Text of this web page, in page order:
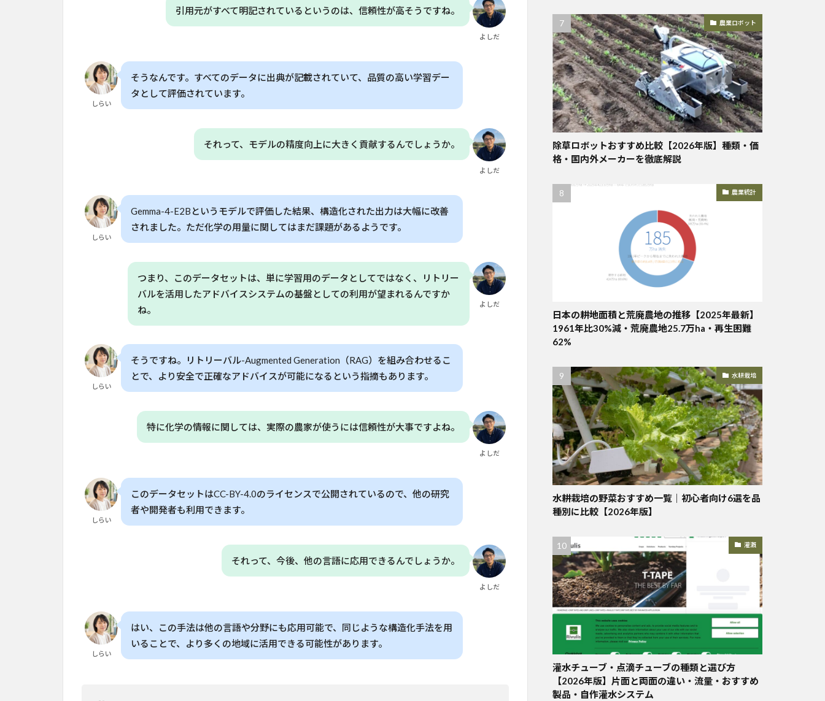
指
標
8.1
よしだ
引用元がすべて明記されているというのは、信頼性が高そうですね。
しらい
そうなんです。すべてのデータに出典が記載されていて、品質の高い学習デー
タとして評価されています。
よしだ
それって、モデルの精度向上に大きく貢献するんでしょうか。
しらい
Gemma-4-E2Bというモデルで評価した結果、構造化された出力は大幅に改善
されました。ただ化学の用量に関してはまだ課題があるようです。
よしだ
つまり、このデータセットは、単に学習用のデータとしてではなく、リトリー
バルを活用したアドバイスシステムの基盤としての利用が望まれるんですか
ね。
しらい
そうですね。リトリーバル-Augmented Generation（RAG）を組み合わせるこ
とで、より安全で正確なアドバイスが可能になるという指摘もあります。
よしだ
特に化学の情報に関しては、実際の農家が使うには信頼性が大事ですよね。
しらい
このデータセットはCC-BY-4.0のライセンスで公開されているので、他の研究
者や開発者も利用できます。
よしだ
それって、今後、他の言語に応用できるんでしょうか。
しらい
はい、この手法は他の言語や分野にも応用可能で、同じような構造化手法を用
いることで、より多くの地域に活用できる可能性があります。
農業ロボット
除草ロボットおすすめ比較【2026年版】種類・価
格・国内外メーカーを徹底解説
農業統計
日本の耕地面積と荒廃農地の推移【2025年最新】
1961年比30%減・荒廃農地25.7万ha・再生困難
62%
水耕栽培
水耕栽培の野菜おすすめ一覧｜初心者向け6選を品
種別に比較【2026年版】
灌漑
灌水チューブ・点滴チューブの種類と選び方
【2026年版】片面と両面の違い・流量・おすすめ
製品・自作灌水システム